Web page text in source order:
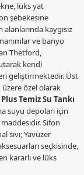
lüks yat
şebekesine
kaygısız
ve banyo
Thetford,
kendi
geliştirmektedir. Üst
üzere özel olarak
Temiz Su Tankı
suyu depoları için
Sifon
Yavuzer
seçkisinde,
kararlı ve lüks